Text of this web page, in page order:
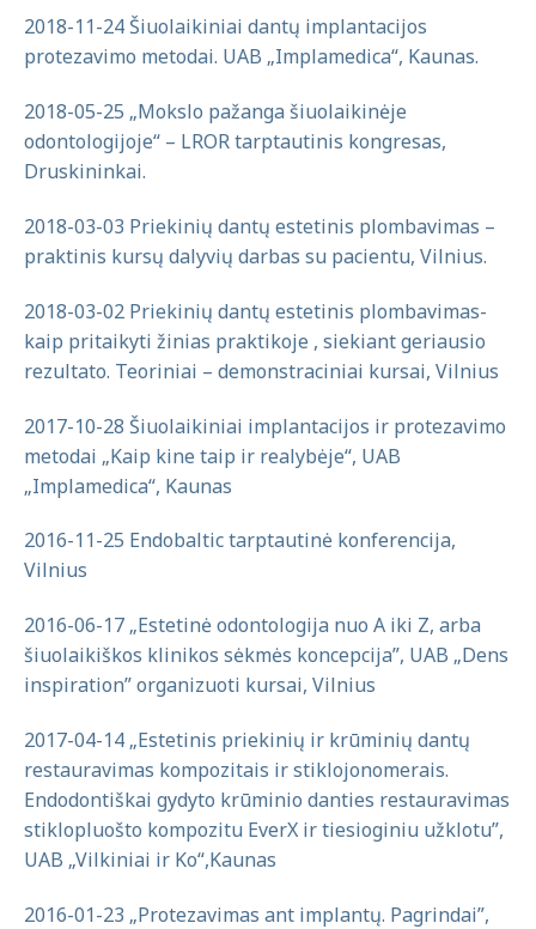
2018-11-24 Šiuolaikiniai dantų implantacijos
protezavimo metodai. UAB „Implamedica“, Kaunas.
2018-05-25 „Mokslo pažanga šiuolaikinėje
odontologijoje“ – LROR tarptautinis kongresas,
Druskininkai.
2018-03-03 Priekinių dantų estetinis plombavimas –
praktinis kursų dalyvių darbas su pacientu, Vilnius.
2018-03-02 Priekinių dantų estetinis plombavimas-
kaip pritaikyti žinias praktikoje , siekiant geriausio
rezultato. Teoriniai – demonstraciniai kursai, Vilnius
2017-10-28 Šiuolaikiniai implantacijos ir protezavimo
metodai „Kaip kine taip ir realybėje“, UAB
„Implamedica“, Kaunas
2016-11-25 Endobaltic tarptautinė konferencija,
Vilnius
2016-06-17 „Estetinė odontologija nuo A iki Z, arba
šiuolaikiškos klinikos sėkmės koncepcija”, UAB „Dens
inspiration” organizuoti kursai, Vilnius
2017-04-14 „Estetinis priekinių ir krūminių dantų
restauravimas kompozitais ir stiklojonomerais.
Endodontiškai gydyto krūminio danties restauravimas
stiklopluošto kompozitu EverX ir tiesioginiu užklotu”,
UAB „Vilkiniai ir Ko“,Kaunas
2016-01-23 „Protezavimas ant implantų. Pagrindai”,